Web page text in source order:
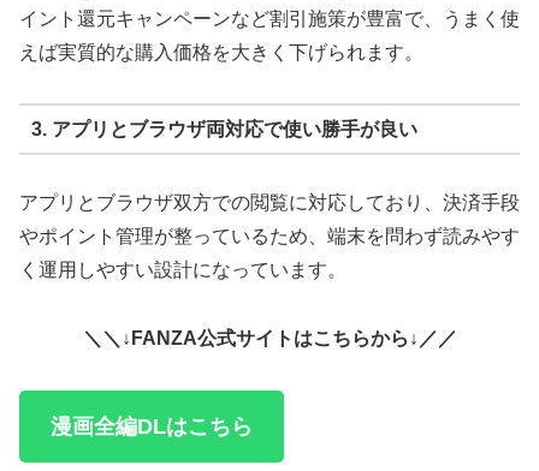
イント還元キャンペーンなど割引施策が豊富で、うまく使
えば実質的な購入価格を大きく下げられます。
3. アプリとブラウザ両対応で使い勝手が良い
アプリとブラウザ双方での閲覧に対応しており、決済手段
やポイント管理が整っているため、端末を問わず読みやす
く運用しやすい設計になっています。
＼＼↓FANZA公式サイトはこちらから↓／／
漫画全編DLはこちら